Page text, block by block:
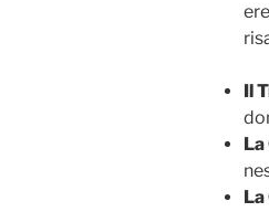
Il
La
La